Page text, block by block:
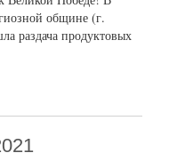
общине (г.
раздача продуктовых